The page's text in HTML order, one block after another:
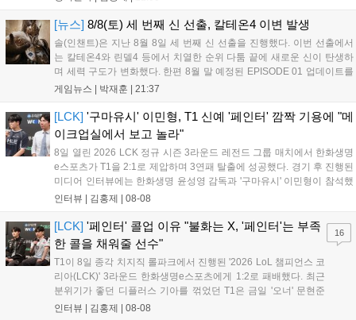
었...
[뉴스] 8/8(토) 세 번째 신 선출, 칼테온4 이변 발생
솔(인챈트)은 지난 8월 8일 세 번째 신 선출을 진행했다. 이번 선출에서
는 칼테온4와 린델4 등에서 치열한 순위 다툼 끝에 새로운 신이 탄생하
며 세력 구도가 변화했다. 한편 8월 말 예정된 EPISODE 01 업데이트를
통해 월드 콘텐츠가 추가될 예정이며, 이를 통해 추후 주신 및 절대신에
더욱 가속화될 전망이다....
게임뉴스 | 박재훈 21:37
[LCK] '구마유시' 이민형, T1 신예 '페인터' 깜짝 기용에 "메
이크업실에서 보고 놀라"
8일 열린 2026 LCK 정규 시즌 3라운드 레전드 그룹 매치에서 한화생명
e스포츠가 T1을 2:1로 제압하며 3연패 탈출에 성공했다. 경기 후 진행된
미디어 인터뷰에는 한화생명 윤성영 감독과 '구마유시' 이민형이 참석했
다. 먼저 승리 소감에 대해 윤성영 감독은 "오랜만에 승리해 기분이 좋고,
인터뷰 | 김홍제 08-08
[LCK] '페인터' 콜업 이유 "불화는 X, '페인터'는 부족
한 콜을 채워줄 선수"
T1이 8일 종각 치지직 롤파크에서 진행된 '2026 LoL 챔피언스 코
리아(LCK)' 3라운드 한화생명e스포츠에게 1:2로 패배했다. 최근
분위기가 좋던 디플러스 기아를 꺾었던 T1은 금일 '오너' 문현준
을 빼고 신예 '페인터' 김은후를 투입시키는 강수를 뒀으나 결국
인터뷰 | 김홍제 08-08
16